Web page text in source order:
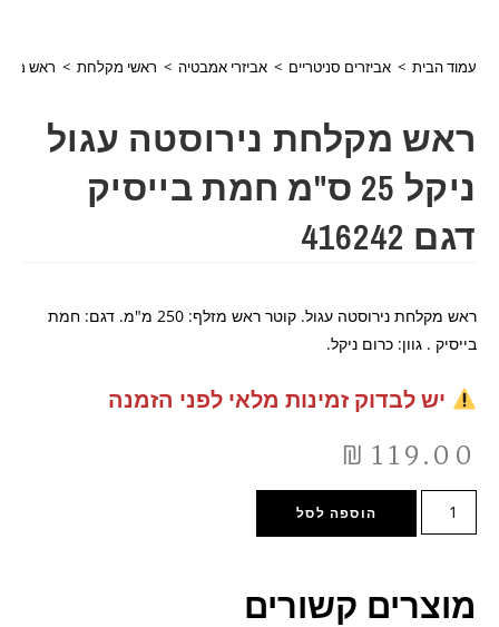
עמוד הבית > אביזרים סניטריים > אביזרי אמבטיה > ראשי מקלחת > ראש מקלחת
ראש מקלחת נירוסטה עגול
ניקל 25 ס"מ חמת בייסיק
דגם 416242
ראש מקלחת נירוסטה עגול. קוטר ראש מזלף: 250 מ"מ. דגם: חמת
בייסיק . גוון: כרום ניקל.
יש לבדוק זמינות מלאי לפני הזמנה
₪ 119.00
הוספה לסל
מוצרים קשורים